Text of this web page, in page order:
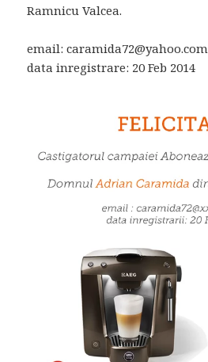
Ramnicu Valcea.
email:caramida72@yahoo.com
data inregistrare: 20 Feb 2014